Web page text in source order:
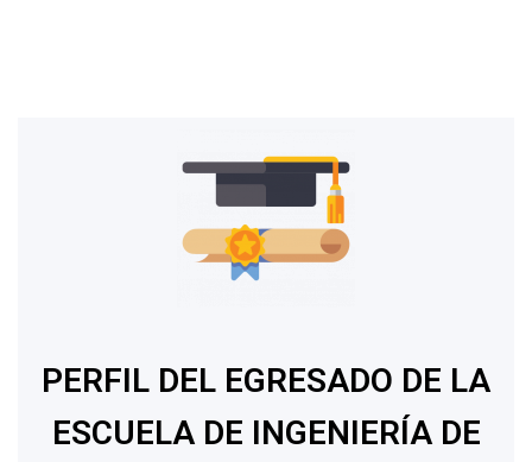
PERFIL DEL EGRESADO DE LA
ESCUELA DE INGENIERÍA DE